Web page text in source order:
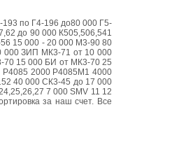
по Г4-196 до80 000 Г5-
до 90 000 К505,506,541
15 000 - 20 000 М3-90 80
000 ЗИП МК3-71 от 10 000
70 15 000 БИ от МК3-70 25
Р4085 2000 Р4085М1 4000
40 000 СК3-45 до 17 000
7 000 SMV 11 12
за наш счет. Все